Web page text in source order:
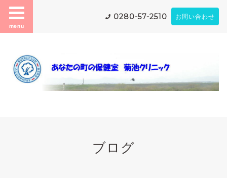
menu
0280-57-2510 お問い合わせ
ブログ